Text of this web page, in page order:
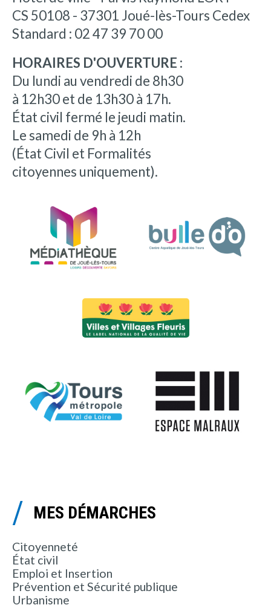
CS 50108 - 37301 Joué-lès-Tours Cedex
Standard : 02 47 39 70 00
HORAIRES D'OUVERTURE :
Du lundi au vendredi de 8h30
à 12h30 et de 13h30 à 17h.
État civil fermé le jeudi matin.
Le samedi de 9h à 12h
(État Civil et Formalités
citoyennes uniquement).
MES DÉMARCHES
Citoyenneté
État civil
Emploi et Insertion
Prévention et Sécurité publique
Urbanisme